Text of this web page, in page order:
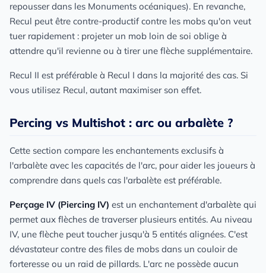
repousser dans les Monuments océaniques). En revanche,
Recul peut être contre-productif contre les mobs qu'on veut
tuer rapidement : projeter un mob loin de soi oblige à
attendre qu'il revienne ou à tirer une flèche supplémentaire.
Recul II est préférable à Recul I dans la majorité des cas. Si
vous utilisez Recul, autant maximiser son effet.
Percing vs Multishot : arc ou arbalète ?
Cette section compare les enchantements exclusifs à
l'arbalète avec les capacités de l'arc, pour aider les joueurs à
comprendre dans quels cas l'arbalète est préférable.
Perçage IV (Piercing IV) est un enchantement d'arbalète qui
permet aux flèches de traverser plusieurs entités. Au niveau
IV, une flèche peut toucher jusqu'à 5 entités alignées. C'est
dévastateur contre des files de mobs dans un couloir de
forteresse ou un raid de pillards. L'arc ne possède aucun